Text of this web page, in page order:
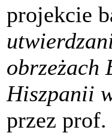
projekcie
obrzeżach
Hiszpanii
przez prof.